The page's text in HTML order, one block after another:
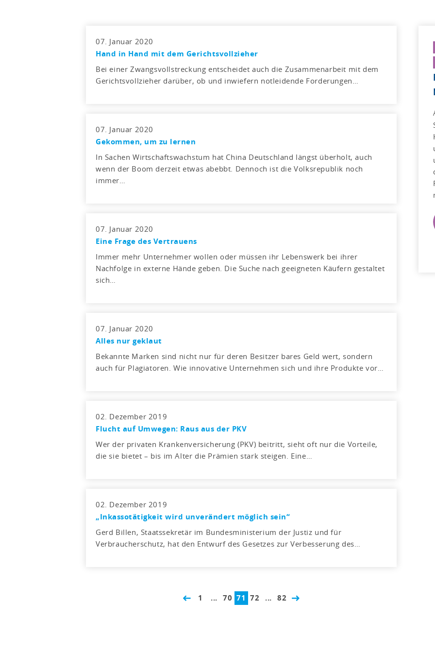
07. Januar 2020
Hand in Hand mit dem Gerichtsvollzieher
Bei einer Zwangsvollstreckung entscheidet auch die Zusammenarbeit mit dem
Gerichtsvollzieher darüber, ob und inwiefern notleidende Forderungen…
07. Januar 2020
Gekommen, um zu lernen
In Sachen Wirtschaftswachstum hat China Deutschland längst überholt, auch
wenn der Boom derzeit etwas abebbt. Dennoch ist die Volksrepublik noch
immer…
07. Januar 2020
Eine Frage des Vertrauens
Immer mehr Unternehmer wollen oder müssen ihr Lebenswerk bei ihrer
Nachfolge in externe Hände geben. Die Suche nach geeigneten Käufern gestaltet
sich…
07. Januar 2020
Alles nur geklaut
Bekannte Marken sind nicht nur für deren Besitzer bares Geld wert, sondern
auch für Plagiatoren. Wie innovative Unternehmen sich und ihre Produkte vor…
02. Dezember 2019
Flucht auf Umwegen: Raus aus der PKV
Wer der privaten Krankenversicherung (PKV) beitritt, sieht oft nur die Vorteile,
die sie bietet – bis im Alter die Prämien stark steigen. Eine…
02. Dezember 2019
„Inkassotätigkeit wird unverändert möglich sein“
Gerd Billen, Staatssekretär im Bundesministerium der Justiz und für
Verbraucherschutz, hat den Entwurf des Gesetzes zur Verbesserung des…
1 ... 70 71 72 ... 82